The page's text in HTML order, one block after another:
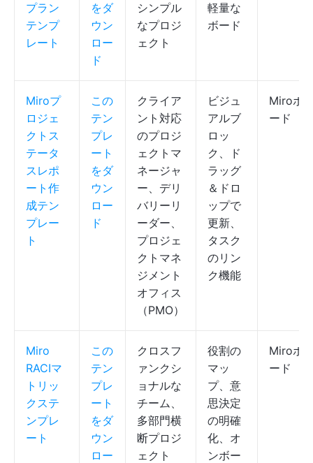
プラン
テンプ
レート
をダ
ウン
ロー
ド
シンプル
なプロジ
ェクト
軽量な
ボード
Miroプ
ロジェ
クトス
テータ
スレポ
ート作
成テン
プレー
ト
この
テン
プレ
ート
をダ
ウン
ロー
ド
クライア
ント対応
のプロジ
ェクトマ
ネージャ
ー、デリ
バリーリ
ーダー、
プロジェ
クトマネ
ジメント
オフィス
（PMO）
ビジュ
アルブ
ロッ
ク、ド
ラッグ
＆ドロ
ップで
更新、
タスク
のリン
ク機能
Miroボ
ード
Miro
RACIマ
トリッ
クステ
ンプレ
ート
この
テン
プレ
ート
をダ
ウン
ロー
クロスフ
ァンクシ
ョナルな
チーム、
多部門横
断プロジ
ェクト
役割の
マッ
プ、意
思決定
の明確
化、オ
ンボー
Miroボ
ード